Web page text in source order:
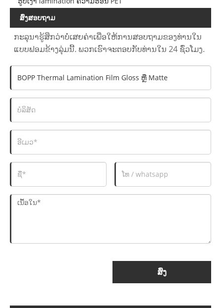
ສົ່ງສອບຖາມ
ກະລຸນາຮູ້ສຶກວ່າບໍ່ເສຍຄ່າເພື່ອໃຫ້ການສອບຖາມຂອງທ່ານໃນ
ແບບຟອມຂ້າງລຸ່ມນີ້. ພວກເຮົາຈະຕອບກັບທ່ານໃນ 24 ຊົ່ວໂມງ.
ສົ່ງ